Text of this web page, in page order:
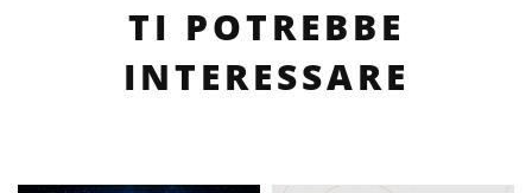
TI POTREBBE
INTERESSARE